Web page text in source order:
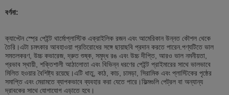
বর্ণনা:
ক্যাপ্টেন স্প্রে পেইন্ট থার্মোপ্লাস্টিক এক্রাইলিক রজন এবং আমেরিকান উন্নত কৌশল থেকে
তৈরি।এটা চমৎকার আবহাওয়া প্রতিরোধের সঙ্গে ছায়াছবি প্রদান করতে পারেন.পণ্যটিতে ভাল
সমতলকরণ, উচ্চ কভারেজ, দ্রুত শুষ্ক, সমৃদ্ধ রঙ এবং উচ্চ দীপ্তি, আরও ভাল নমনীয়তা,
প্রভাব স্থায়ী, শক্তিশালী আঠালোতা এবং বিভিন্ন ধরণের পেইন্ট প্রাইমারের সাথে ভালভাবে
মিলিত হওয়ার বৈশিষ্ট্য রয়েছে।এটি ধাতু, কাঠ, কাচ, চামড়া, সিরামিক এবং প্লাস্টিকের পৃষ্ঠের
সমাপ্তি এবং মেরামতে ব্যাপকভাবে ব্যবহার করা যেতে পারে।ফিল্মগুলি পেট্রল বা অন্যান্য
দ্রাবকের সাথে যোগাযোগ এড়াতে হবে।